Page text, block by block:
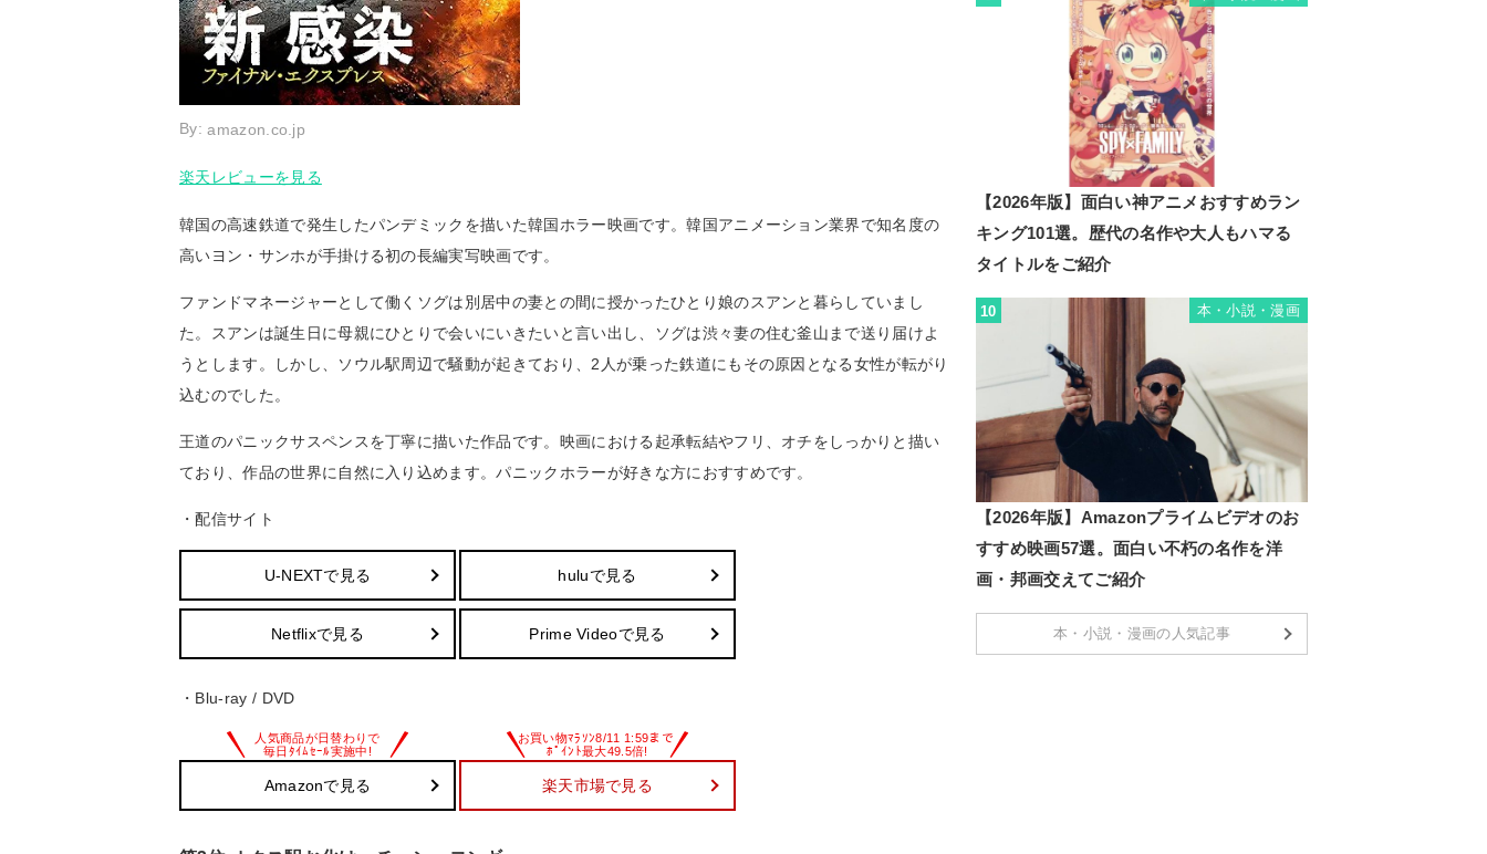
By:amazon.co.jp
楽天レビューを見る
韓国の高速鉄道で発生したパンデミックを描いた韓国ホラー映画です。韓国アニメーション業界で知名度の
高いヨン・サンホが手掛ける初の長編実写映画です。
ファンドマネージャーとして働くソグは別居中の妻との間に授かったひとり娘のスアンと暮らしていまし
た。スアンは誕生日に母親にひとりで会いにいきたいと言い出し、ソグは渋々妻の住む釜山まで送り届けよ
うとします。しかし、ソウル駅周辺で騒動が起きており、2人が乗った鉄道にもその原因となる女性が転がり
込むのでした。
王道のパニックサスペンスを丁寧に描いた作品です。映画における起承転結やフリ、オチをしっかりと描い
ており、作品の世界に自然に入り込めます。パニックホラーが好きな方におすすめです。
・配信サイト
U-NEXTで見る huluで見る
Netflixで見る Prime Videoで見る
・Blu-ray / DVD
Amazonで見る 楽天市場で見る
【2026年版】面白い神アニメおすすめラン
キング101選。歴代の名作や大人もハマる
タイトルをご紹介
10 本・小説・漫画
【2026年版】Amazonプライムビデオのお
すすめ映画57選。面白い不朽の名作を洋
画・邦画交えてご紹介
本・小説・漫画の人気記事